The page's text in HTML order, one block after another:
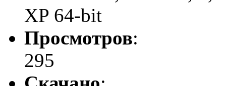
XP 64-bit
Просмотров:
295